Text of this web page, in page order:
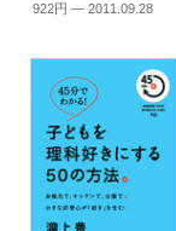
922円 — 2011.09.28